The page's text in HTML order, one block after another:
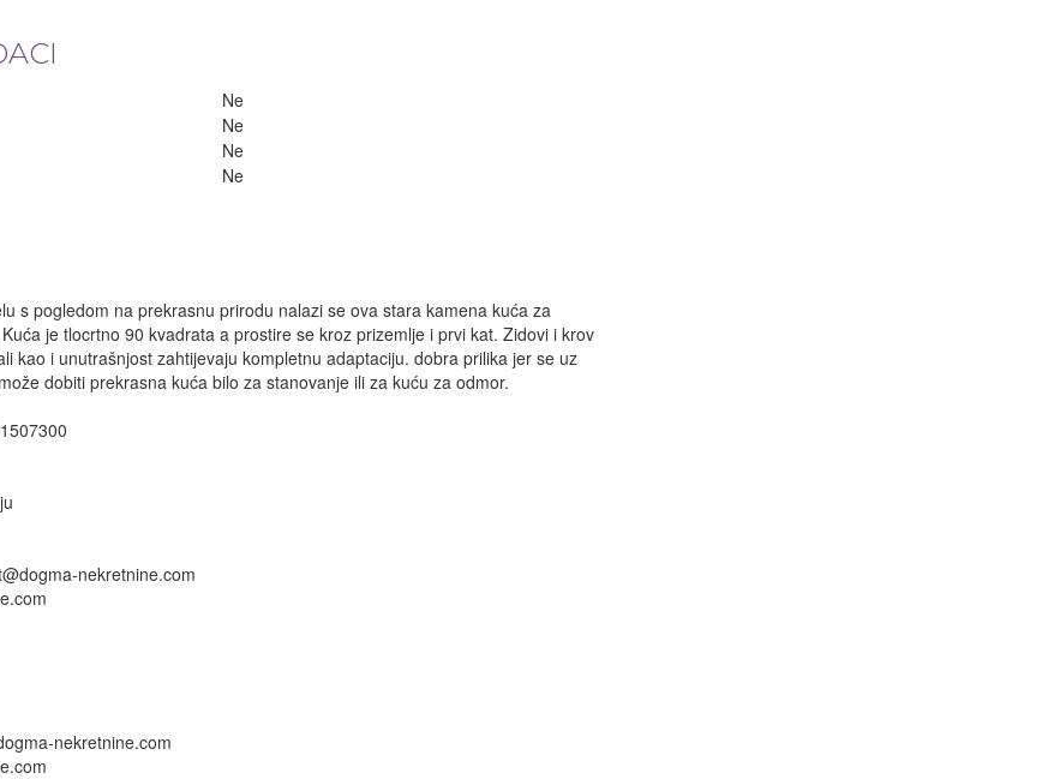
Ne
Ne
Ne
Ne
s pogledom na prekrasnu prirodu nalazi se ova stara kamena kuća za
je tlocrtno 90 kvadrata a prostire se kroz prizemlje i prvi kat. Zidovi i krov
kao i unutrašnjost zahtijevaju kompletnu adaptaciju. dobra prilika jer se uz
dobiti prekrasna kuća bilo za stanovanje ili za kuću za odmor.
nekretnine.com
nekretnine.com